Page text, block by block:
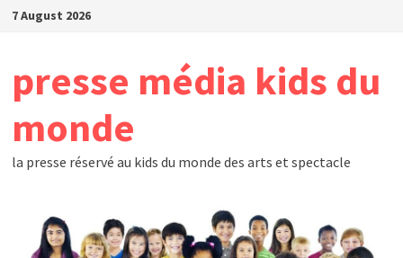
Skip7 August 2026
presse média kids du
monde
la presse réservé au kids du monde des arts et spectacle